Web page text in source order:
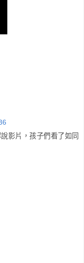
影片，孩子們看了如同